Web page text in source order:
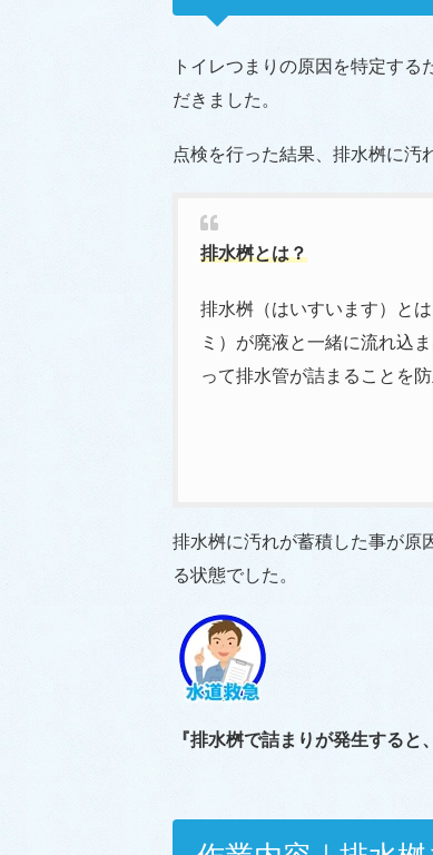
トイレつまりの原因を特定す
だきました。
点検を行った結果、排水桝に汚
排水桝とは？
排水桝（はいすいます）と
ミ）が廃液と一緒に流れ込
って排水管が詰まることを防
排水桝に汚れが蓄積した事が原
る状態でした。
『排水桝で詰まりが発生する